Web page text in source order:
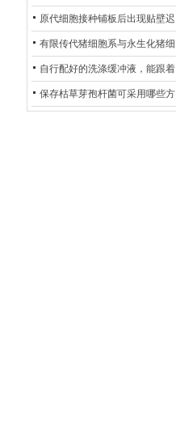
体生成抗鼠抗体（HAMA）的？
原代细胞接种铺板后出现贴壁迟
缓、悬浮细胞数量偏多的现象的
主要诱因
有限传代猪细胞系与永生化猪细
胞系，二者在增殖存活周期上有
什么区别？
自行配好的洗涤缓冲液，能跟着
试剂盒原装干粉放一处储存吗？
保存枯草芽孢杆菌可采用哪些方